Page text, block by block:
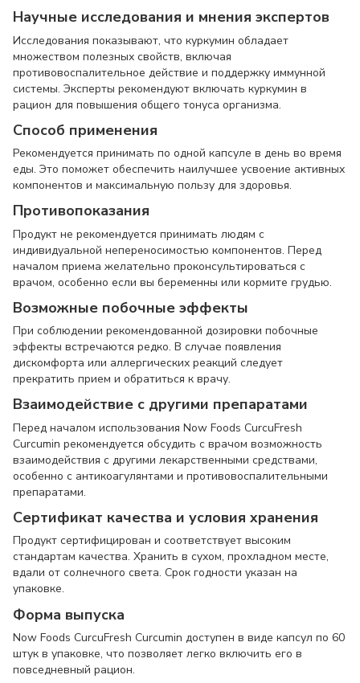
Научные исследования и мнения экспертов
Исследования показывают, что куркумин обладает
множеством полезных свойств, включая
противовоспалительное действие и поддержку иммунной
системы. Эксперты рекомендуют включать куркумин в
рацион для повышения общего тонуса организма.
Способ применения
Рекомендуется принимать по одной капсуле в день во время
еды. Это поможет обеспечить наилучшее усвоение активных
компонентов и максимальную пользу для здоровья.
Противопоказания
Продукт не рекомендуется принимать людям с
индивидуальной непереносимостью компонентов. Перед
началом приема желательно проконсультироваться с
врачом, особенно если вы беременны или кормите грудью.
Возможные побочные эффекты
При соблюдении рекомендованной дозировки побочные
эффекты встречаются редко. В случае появления
дискомфорта или аллергических реакций следует
прекратить прием и обратиться к врачу.
Взаимодействие с другими препаратами
Перед началом использования Now Foods CurcuFresh
Curcumin рекомендуется обсудить с врачом возможность
взаимодействия с другими лекарственными средствами,
особенно с антикоагулянтами и противовоспалительными
препаратами.
Сертификат качества и условия хранения
Продукт сертифицирован и соответствует высоким
стандартам качества. Хранить в сухом, прохладном месте,
вдали от солнечного света. Срок годности указан на
упаковке.
Форма выпуска
Now Foods CurcuFresh Curcumin доступен в виде капсул по 60
штук в упаковке, что позволяет легко включить его в
повседневный рацион.